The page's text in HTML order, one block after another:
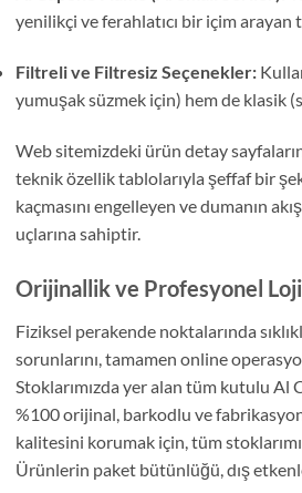
yenilikçi ve ferahlatıcı bir içim
Filtreli ve Filtresiz Seçenekler:
yumuşak süzmek için) hem de klasik
Web sitemizdeki ürün detay
teknik özellik tablolarıyla şeffaf bir
kaçmasını engelleyen ve dumanın
uçlarına sahiptir.
Orijinallik ve Profesyonel
Fiziksel perakende noktalarında
sorunlarını, tamamen online
Stoklarımızda yer alan tüm kutulu
%100 orijinal, barkodlu ve
kalitesini korumak için, tüm
Ürünlerin paket bütünlüğü, dış